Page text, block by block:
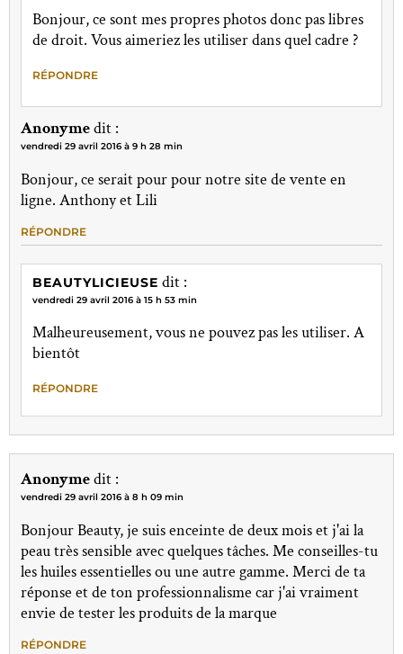
Bonjour, ce sont mes propres photos donc pas libres
de droit. Vous aimeriez les utiliser dans quel cadre ?
RÉPONDRE
Anonymedit :
vendredi 29 avril 2016 à 9 h 28 min
Bonjour, ce serait pour pour notre site de vente en
ligne. Anthony et Lili
RÉPONDRE
BEAUTYLICIEUSE dit :
vendredi 29 avril 2016 à 15 h 53 min
Malheureusement, vous ne pouvez pas les utiliser. A
bientôt
RÉPONDRE
Anonymedit :
vendredi 29 avril 2016 à 8 h 09 min
Bonjour Beauty, je suis enceinte de deux mois et j'ai la
peau très sensible avec quelques tâches. Me conseilles-tu
les huiles essentielles ou une autre gamme. Merci de ta
réponse et de ton professionnalisme car j'ai vraiment
envie de tester les produits de la marque
RÉPONDRE